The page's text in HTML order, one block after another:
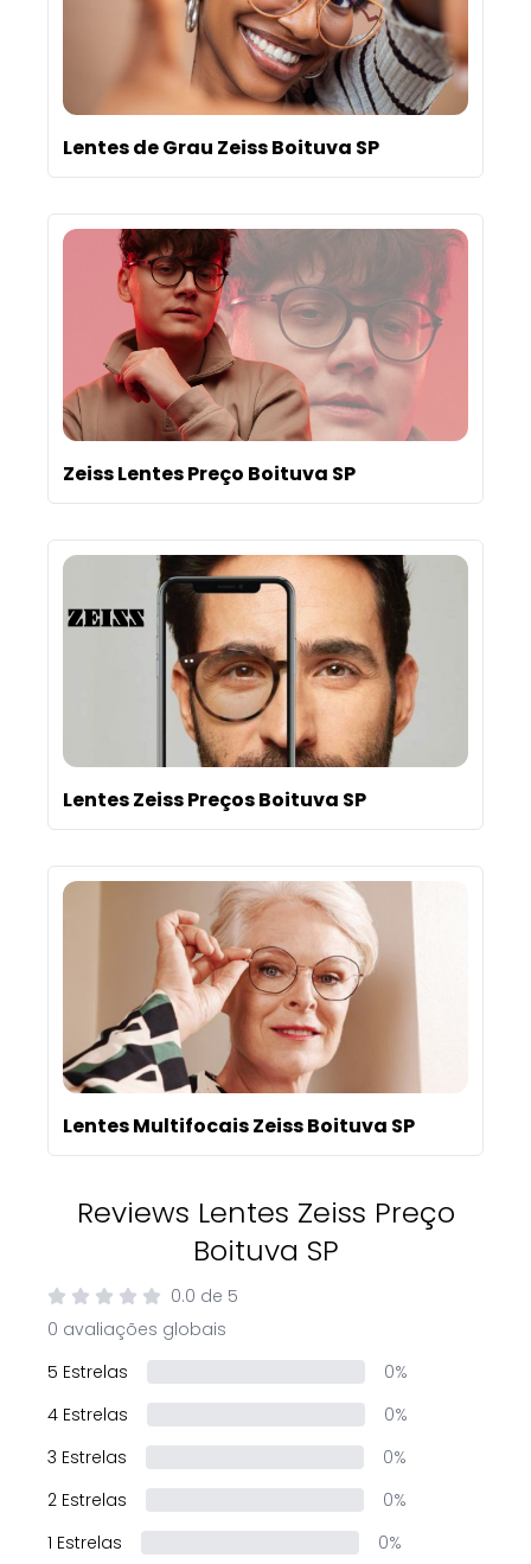
Lentes de Grau Zeiss Boituva SP
Zeiss Lentes Preço Boituva SP
Lentes Zeiss Preços Boituva SP
Lentes Multifocais Zeiss Boituva SP
Reviews Lentes Zeiss Preço
Boituva SP
0.0 de 5
0 avaliações globais
5 Estrelas
0%
4 Estrelas
0%
3 Estrelas
0%
2 Estrelas
0%
1 Estrelas
0%